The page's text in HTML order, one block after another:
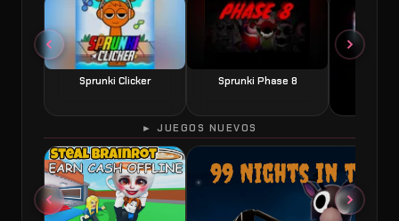
Sprunki Clicker Sprunki Phase 8
► JUEGOS NUEVOS